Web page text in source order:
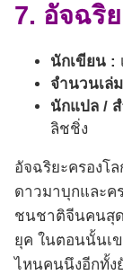
7. อัจฉริ
นักเขียน :
จำนวนเล่
นักแปล /
ลิชชิ่ง
อัจฉริยะครองโ
ดาวมาบุกและค
ชนชาติจีนคนสุด
ยุค ในตอนนั้นเ
ไหนคนนึงอีกทั้ง